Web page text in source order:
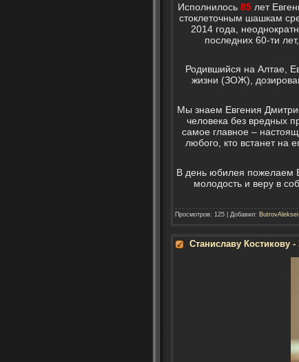
Исполнилось 85лет
стоклеточным шашкам
2014 года,
последних 60-ти
Родившийся на Алтае,
жизни (ЗОЖ),
Мы знаем Евгения
человека без вредных
самое главное –
любого, кто встанет на
В день юбилея пожелаем
молодость и веру в
Просмотров: 125 | Добавил: ButrovAleksei
Станиславу Костикову